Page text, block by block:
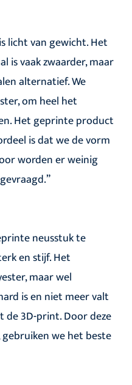
licht van gewicht. Het
is vaak zwaarder, maar
alternatief. We
om heel het
Het geprinte product
is dat we de vorm
worden er weinig
neusstuk te
en stijf. Het
maar wel
is en niet meer valt
de 3D-print. Door deze
we het beste